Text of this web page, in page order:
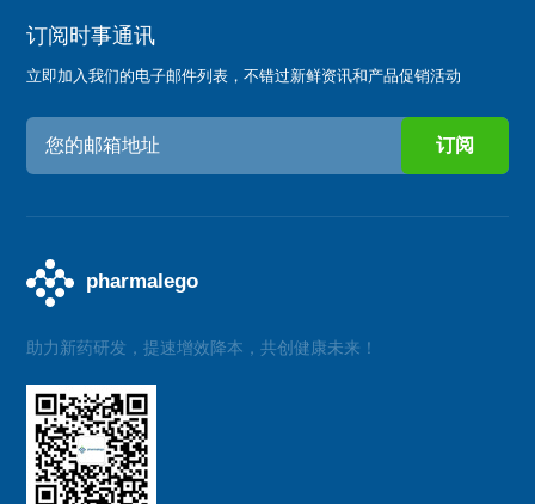
订阅时事通讯
立即加入我们的电子邮件列表，不错过新鲜资讯和产品促销活动
助力新药研发，提速增效降本，共创健康未来！